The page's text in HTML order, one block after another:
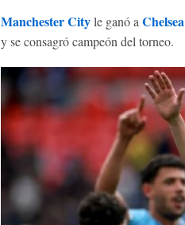
Manchester Cityle ganó a Chelsea
y se consagró campeón del torneo.